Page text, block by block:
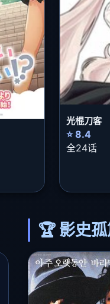
光棍刀客
⭐ 8.4
全24话
🏆 影史孤